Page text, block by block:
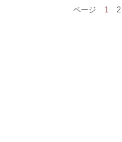
ページ
1 2